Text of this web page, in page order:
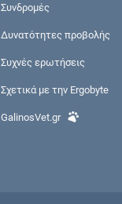
Συνδρομές
Δυνατότητες προβολής
Συχνές ερωτήσεις
Σχετικά με την Ergobyte
GalinosVet.gr